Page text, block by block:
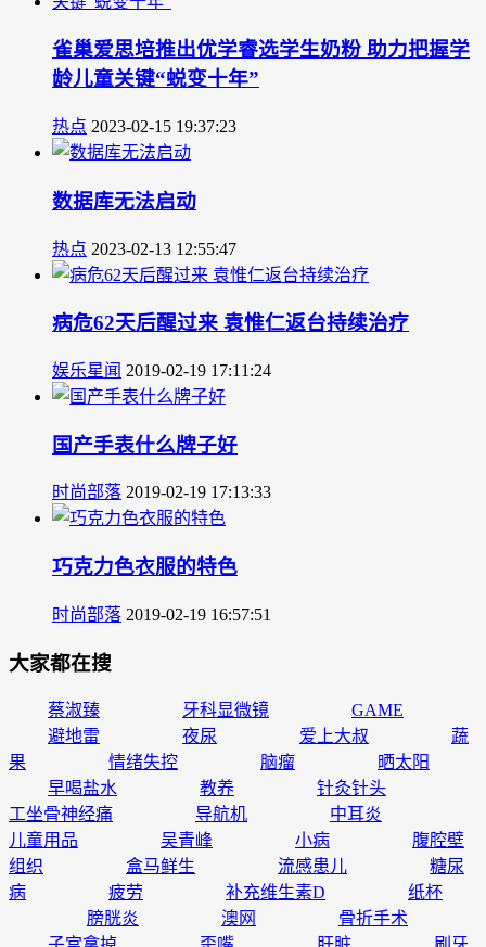
雀巢爱思培推出优学睿选学生奶粉 助力把握学
龄儿童关键“蜕变十年”
热点 2023-02-15 19:37:23
数据库无法启动
热点 2023-02-13 12:55:47
病危62天后醒过来 袁惟仁返台持续治疗
娱乐星闻 2019-02-19 17:11:24
国产手表什么牌子好
时尚部落 2019-02-19 17:13:33
巧克力色衣服的特色
时尚部落 2019-02-19 16:57:51
大家都在搜
蔡淑臻 牙科显微镜
GAME
避地雷
夜尿 爱上大叔
蔬
果
情绪失控 脑瘤
晒太阳
早喝盐水
教养
针灸针头
工坐骨神经痛
导航机
中耳炎
儿童用品
吴青峰 小病
腹腔壁
组织
盒马鲜生 流感患儿
糖尿
病
疲劳 补充维生素D
纸杯
膀胱炎
澳网
骨折手术